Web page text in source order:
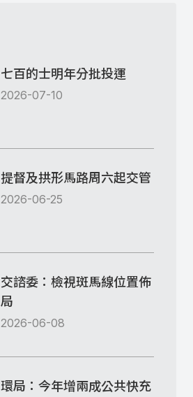
七百的士明年分批投運
2026-07-10
提督及拱形馬路周六起交管
2026-06-25
交諮委：檢視斑馬線位置佈
局
2026-06-08
環局：今年增兩成公共快充